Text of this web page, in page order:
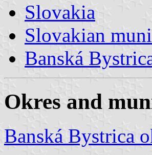
Slovakia
Slovakian
Banská
Okres and
Banská Bystrica